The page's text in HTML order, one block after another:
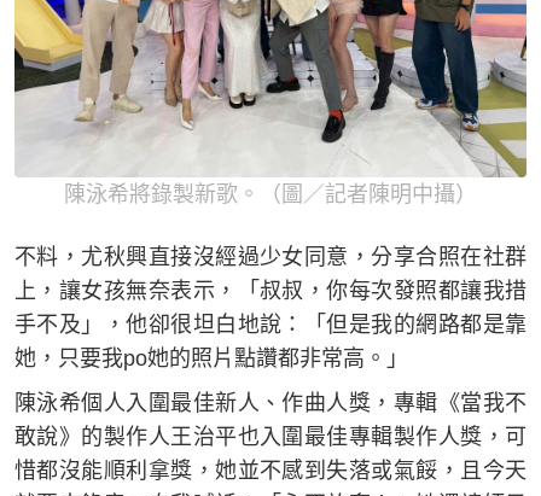
陳泳希將錄製新歌。（圖／記者陳明中攝）
不料，尤秋興直接沒經過少女同意，分享合照在社群
上，讓女孩無奈表示，「叔叔，你每次發照都讓我措
手不及」，他卻很坦白地說：「但是我的網路都是靠
她，只要我po她的照片點讚都非常高。」
陳泳希個人入圍最佳新人、作曲人獎，專輯《當我不
敢說》的製作人王治平也入圍最佳專輯製作人獎，可
惜都沒能順利拿獎，她並不感到失落或氣餒，且今天